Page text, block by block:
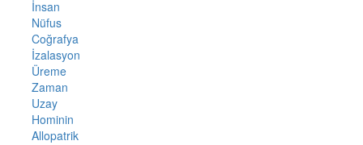
İnsan
Nüfus
Coğrafya
İzalasyon
Üreme
Zaman
Uzay
Hominin
Allopatrik